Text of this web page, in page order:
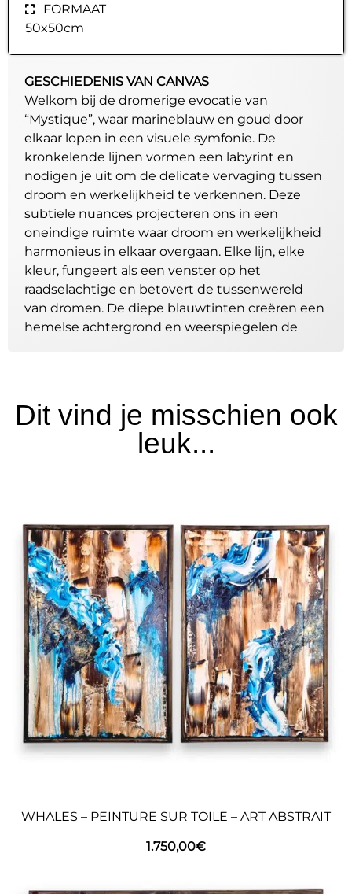
FORMAAT
50x50cm
GESCHIEDENIS VAN CANVAS
Welkom bij de dromerige evocatie van
“Mystique”, waar marineblauw en goud door
elkaar lopen in een visuele symfonie. De
kronkelende lijnen vormen een labyrint en
nodigen je uit om de delicate vervaging tussen
droom en werkelijkheid te verkennen. Deze
subtiele nuances projecteren ons in een
oneindige ruimte waar droom en werkelijkheid
harmonieus in elkaar overgaan. Elke lijn, elke
kleur, fungeert als een venster op het
raadselachtige en betovert de tussenwereld
van dromen. De diepe blauwtinten creëren een
hemelse achtergrond en weerspiegelen de
gedachten bevolken. Een betoverende dans
van kleuren onthult een visuele ontsnapping
voorbij de vastomlijnde contouren van ons
labyrinten verstrengelen zich in een delicate
dans, waarbij de grens tussen droom en
werkelijkheid bijna ongrijpbaar wordt. Elke lijn
lijkt een uitnodiging om een duik te nemen in
de mysteries van het onbewuste. “Mystique”
biedt een fascinerend schouwspel, een visuele
ervaring die geworteld is in de tussenwereld
van dromen en werkelijkheid. De contrasten
tussen diepblauw en schitterend goud creëren
een droomachtige sfeer, een dualiteit tussen
de mysterieuze duisternis van de ruimte en het
licht dat uit dromen komt.
Dit vind je misschien ook
leuk...
WHALES – PEINTURE SUR TOILE – ART ABSTRAIT
1.750,00€